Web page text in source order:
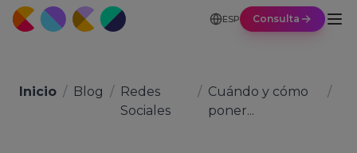
ESP Consulta
Inicio / Blog / Redes
Sociales
/ Cuándo y cómo
poner...
/